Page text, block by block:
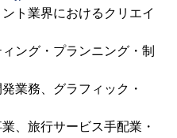
ト業界におけるクリエイ
・プランニング・制
、グラフィック・
行サービス手配業・